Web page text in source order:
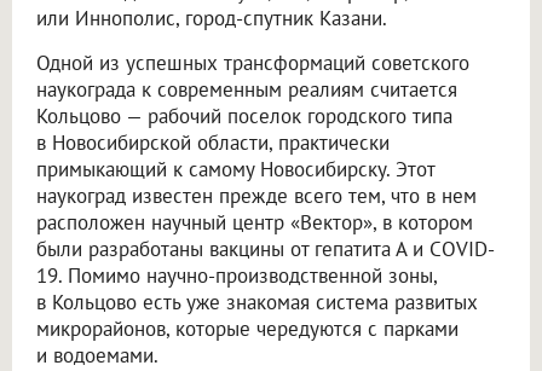
или Иннополис, город-спутник Казани.
Одной из успешных трансформаций советского
наукограда к современным реалиям считается
Кольцово — рабочий поселок городского типа
в Новосибирской области, практически
примыкающий к самому Новосибирску. Этот
наукоград известен прежде всего тем, что в нем
расположен научный центр «Вектор», в котором
были разработаны вакцины от гепатита А и COVID-
19. Помимо научно-производственной зоны,
в Кольцово есть уже знакомая система развитых
микрорайонов, которые чередуются с парками
и водоемами.